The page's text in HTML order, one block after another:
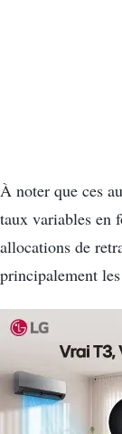
À noter que ces
taux variables en
allocations de
principalement